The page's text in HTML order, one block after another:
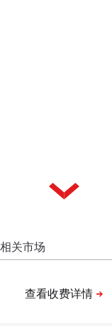
相关市场